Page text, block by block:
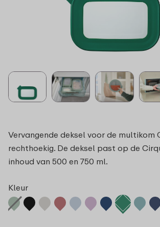
Vervangende deksel voor de multikom
rechthoekig. De deksel past op de
inhoud van 500 en 750 ml.
Kleur